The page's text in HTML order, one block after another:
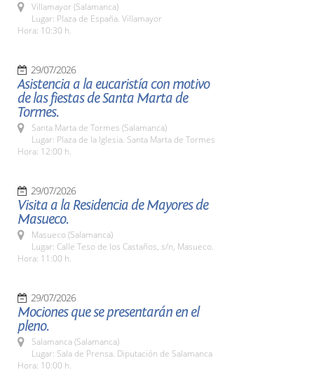
Villamayor (Salamanca)
Lugar: Plaza de España. Villamayor
Hora: 10:30 h.
29/07/2026
Asistencia a la eucaristía con motivo
de las fiestas de Santa Marta de
Tormes.
Santa Marta de Tormes (Salamanca)
Lugar: Plaza de la Iglesia. Santa Marta de Tormes
Hora: 12:00 h.
29/07/2026
Visita a la Residencia de Mayores de
Masueco.
Masueco (Salamanca)
Lugar: Calle Teso de los Castaños, s/n, Masueco.
Hora: 11:00 h.
29/07/2026
Mociones que se presentarán en el
pleno.
Salamanca (Salamanca)
Lugar: Sala de Prensa. Diputación de Salamanca
Hora: 10:00 h.